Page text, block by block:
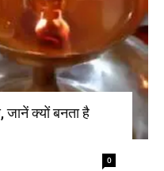
क्यों बनता है
0